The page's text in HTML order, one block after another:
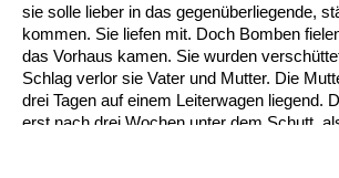
sie solle lieber in das gegenüberliegende,
kommen. Sie liefen mit. Doch Bomben
das Vorhaus kamen. Sie wurden
Schlag verlor sie Vater und Mutter. Die
drei Tagen auf einem Leiterwagen liegend.
erst nach drei Wochen unter dem Schutt,